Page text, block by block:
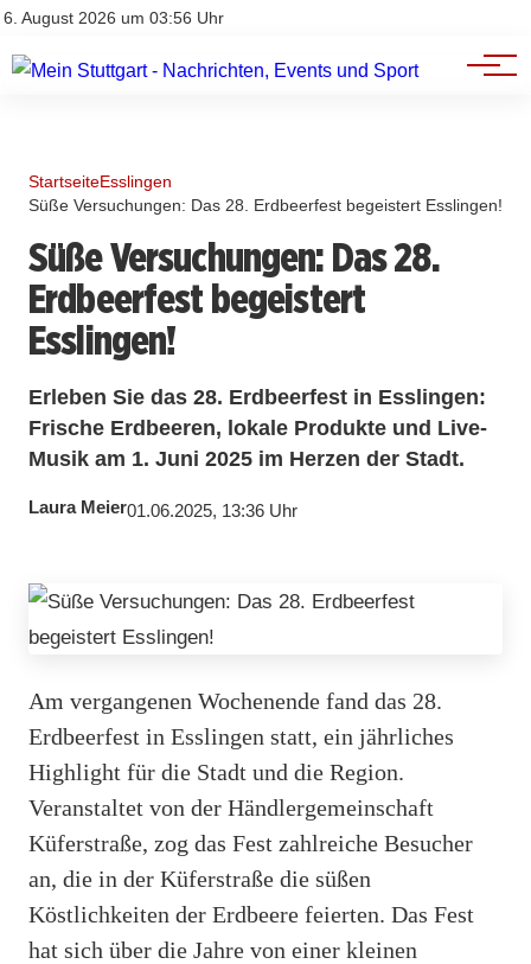
6. August 2026 um 03:56 Uhr
Impressum
Branchenbuch
Werbung
StartseiteEsslingen
Süße Versuchungen: Das 28. Erdbeerfest begeistert Esslingen!
Süße Versuchungen: Das 28.
Erdbeerfest begeistert
Esslingen!
Erleben Sie das 28. Erdbeerfest in Esslingen:
Frische Erdbeeren, lokale Produkte und Live-
Musik am 1. Juni 2025 im Herzen der Stadt.
Laura Meier01.06.2025, 13:36 Uhr
Am vergangenen Wochenende fand das 28.
Erdbeerfest in Esslingen statt, ein jährliches
Highlight für die Stadt und die Region.
Veranstaltet von der Händlergemeinschaft
Küferstraße, zog das Fest zahlreiche Besucher
an, die in der Küferstraße die süßen
Köstlichkeiten der Erdbeere feierten. Das Fest
hat sich über die Jahre von einer kleinen